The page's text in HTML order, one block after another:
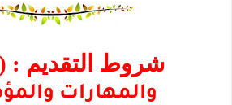
شروط التقديم : (
والمهارات